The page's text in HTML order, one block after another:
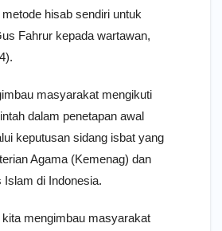
hisab sendiri untuk
Fahrur kepada wartawan,
masyarakat mengikuti
dalam penetapan awal
keputusan sidang isbat yang
Agama (Kemenag) dan
Islam di Indonesia.
kita mengimbau masyarakat